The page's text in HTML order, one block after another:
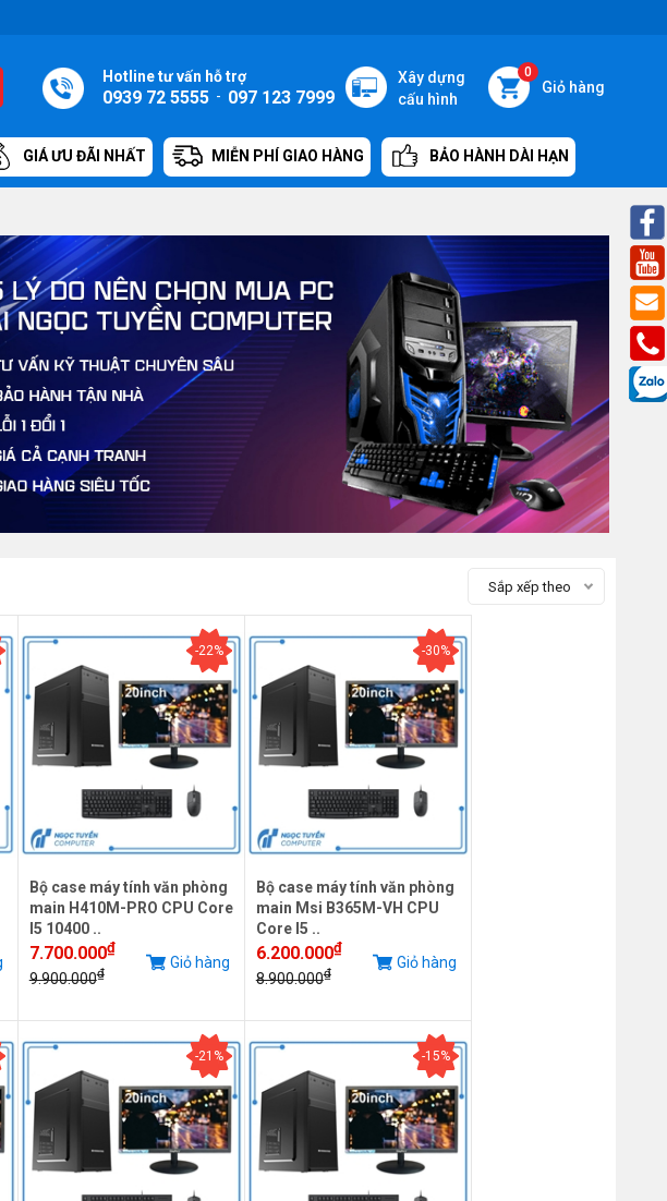
0
Giỏ hàng
Xây dựng
cấu hình
Hotline tư vấn hỗ trợ
0939 72 5555 - 097 123 7999
GIÁ ƯU ĐÃI NHẤT MIỄN PHÍ GIAO HÀNG BẢO HÀNH DÀI HẠN
Sắp xếp theo
-22%
Bộ case máy tính văn phòng
main H410M-PRO CPU Core
I5 10400 ..
7.700.000₫
9.900.000₫
Giỏ hàng
-30%
Bộ case máy tính văn phòng
main Msi B365M-VH CPU
Core I5 ..
6.200.000₫
8.900.000₫
Giỏ hàng
-21% -15%